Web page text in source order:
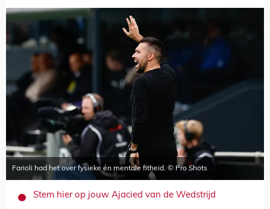
Farioli had het over fysieke én mentale fitheid. © Pro Shots
Stem hier op jouw Ajacied van de Wedstrijd